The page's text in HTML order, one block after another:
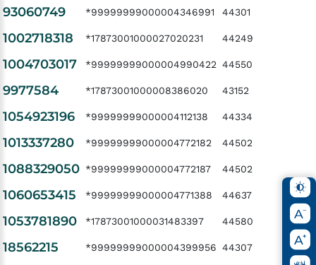
93060749 *99999999000004346991 44301
1002718318 *17873001000027020231 44249
1004703017 *99999999000004990422 44550
9977584 *17873001000008386020 43152
1054923196 *99999999000004112138 44334
1013337280 *99999999000004772182 44502
1088329050 *99999999000004772187 44502
1060653415 *99999999000004771388 44637
1053781890 *17873001000031483397 44580
18562215 *99999999000004399956 44307